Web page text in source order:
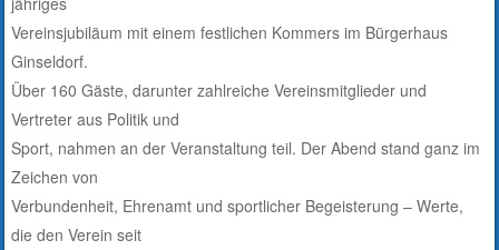
Vereinsjubiläum mit einem festlichen Kommers im Bürgerhaus
Ginseldorf.
Über 160 Gäste, darunter zahlreiche Vereinsmitglieder und
Vertreter aus Politik und
Sport, nahmen an der Veranstaltung teil. Der Abend stand ganz im
Zeichen von
Verbundenheit, Ehrenamt und sportlicher Begeisterung – Werte,
die den Verein seit